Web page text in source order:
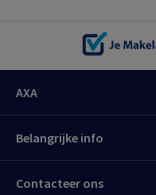
AXA
Belangrijke info
Contacteer ons